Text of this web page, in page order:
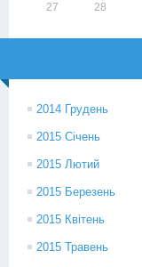
27 28
2014 Грудень
2015 Січень
2015 Лютий
2015 Березень
2015 Квітень
2015 Травень